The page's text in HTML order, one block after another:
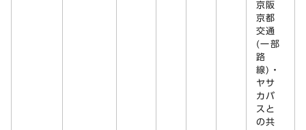
京阪
京都
交通
(一部
路
線)・
ヤサ
カバ
スと
の共